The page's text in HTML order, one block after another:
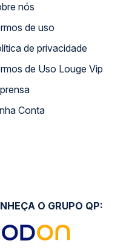
nós
Termos de uso
Política de privacidade
Termos de Uso Louge Vip
Minha Conta
O GRUPO QP: